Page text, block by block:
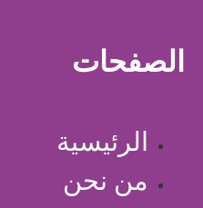
الصفحات
الرئيسية
من نحن